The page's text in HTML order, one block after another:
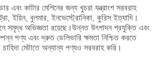
এবং কাটার মেশিনের জন্য খুচরা যন্ত্রাংশ সরবরাহ
ইয়িন, বুলমার, ইনভেস্ট্রোনিকা, কুরিস ইত্যাদি।
সমৃদ্ধ অভিজ্ঞতা রয়েছে।উন্নত উৎপাদন প্রযুক্তি এবং
পণ্য এবং দ্রুত ডেলিভারি ক্ষমতা নিশ্চিত করতে
মেটাতে অন্যান্য পণ্যও সরবরাহ করি।